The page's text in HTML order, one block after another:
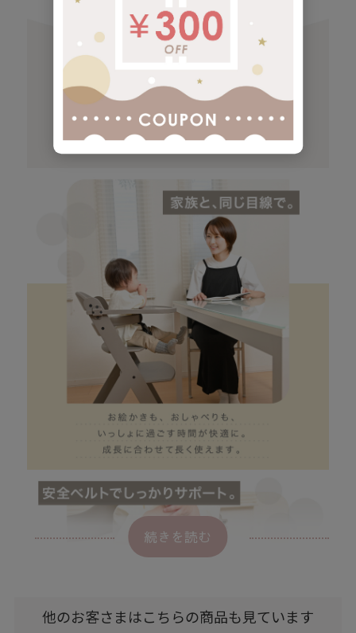
続きを読む
他のお客さまはこちらの商品も見ています